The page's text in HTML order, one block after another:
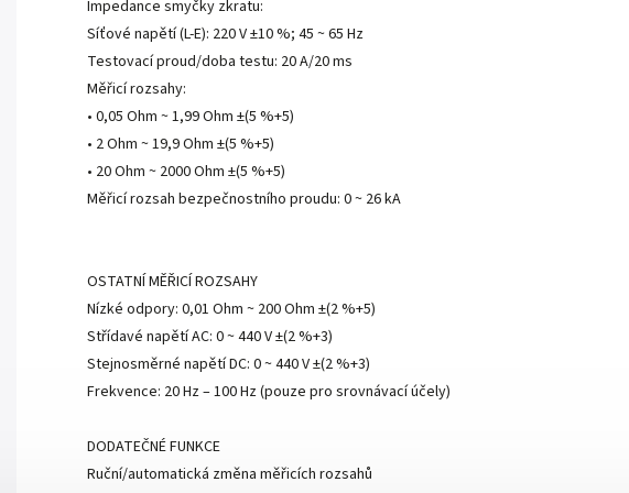
Impedance smyčky zkratu:
Síťové napětí (L-E): 220 V ±10 %; 45 ~ 65 Hz
Testovací proud/doba testu: 20 A/20 ms
Měřicí rozsahy:
• 0,05 Ohm ~ 1,99 Ohm ±(5 %+5)
• 2 Ohm ~ 19,9 Ohm ±(5 %+5)
• 20 Ohm ~ 2000 Ohm ±(5 %+5)
Měřicí rozsah bezpečnostního proudu: 0 ~ 26 kA
OSTATNÍ MĚŘICÍ ROZSAHY
Nízké odpory: 0,01 Ohm ~ 200 Ohm ±(2 %+5)
Střídavé napětí AC: 0 ~ 440 V ±(2 %+3)
Stejnosměrné napětí DC: 0 ~ 440 V ±(2 %+3)
Frekvence: 20 Hz – 100 Hz (pouze pro srovnávací účely)
DODATEČNÉ FUNKCE
Ruční/automatická změna měřicích rozsahů